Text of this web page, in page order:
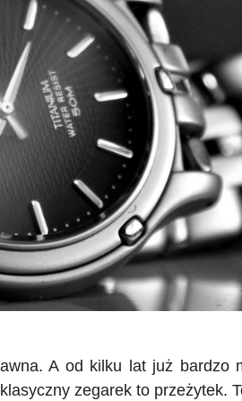
A od kilku lat już bardzo
zegarek to przeżytek.